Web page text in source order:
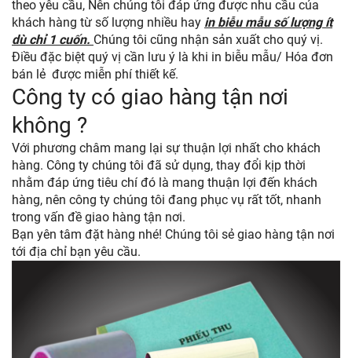
theo yêu cầu, Nên chúng tôi đáp ứng được nhu cầu của
khách hàng từ số lượng nhiều hay in biễu mẫu số lượng ít
dù chỉ 1 cuốn. Chúng tôi cũng nhận sản xuất cho quý vị.
Điều đặc biệt quý vị cần lưu ý là khi in biễu mẫu/ Hóa đơn
bán lẻ được miễn phí thiết kế.
Công ty có giao hàng tận nơi
không ?
Với phương châm mang lại sự thuận lợi nhất cho khách
hàng. Công ty chúng tôi đã sử dụng, thay đổi kịp thời
nhằm đáp ứng tiêu chí đó là mang thuận lợi đến khách
hàng, nên công ty chúng tôi đang phục vụ rất tốt, nhanh
trong vấn đề giao hàng tận nơi.
Bạn yên tâm đặt hàng nhé! Chúng tôi sẻ giao hàng tận nơi
tới địa chỉ bạn yêu cầu.